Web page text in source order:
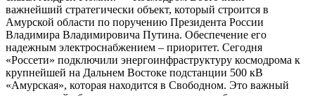
важнейший стратегически объект, который строится в
Амурской области по поручению Президента России
Владимира Владимировича Путина. Обеспечение его
надежным электроснабжением – приоритет. Сегодня
«Россети» подключили энергоинфраструктуру космодрома к
крупнейшей на Дальнем Востоке подстанции 500 кВ
«Амурская», которая находится в Свободном. Это важный